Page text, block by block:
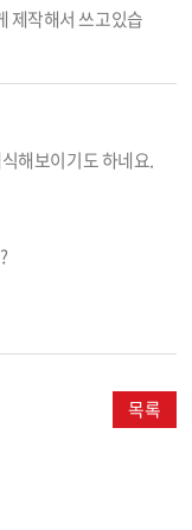
제작해서 쓰고있습
해보이기도 하네요.
목록